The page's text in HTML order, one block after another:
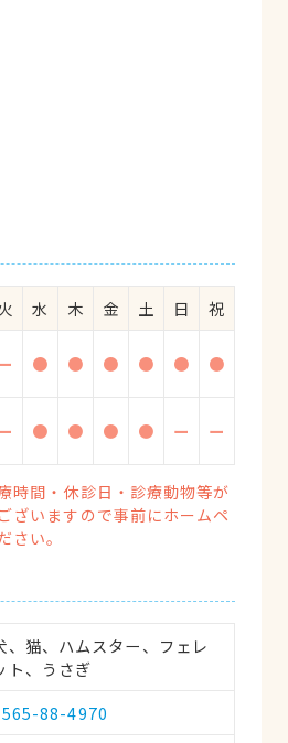
水 木 金 土 日
祝
● ● ● ● ● ●
● ● ● ● ー ー
時間・休診日・診療動物等が
ざいますので事前にホームペ
さい。
、猫、ハムスター、フェレ
ト、うさぎ
88-4970